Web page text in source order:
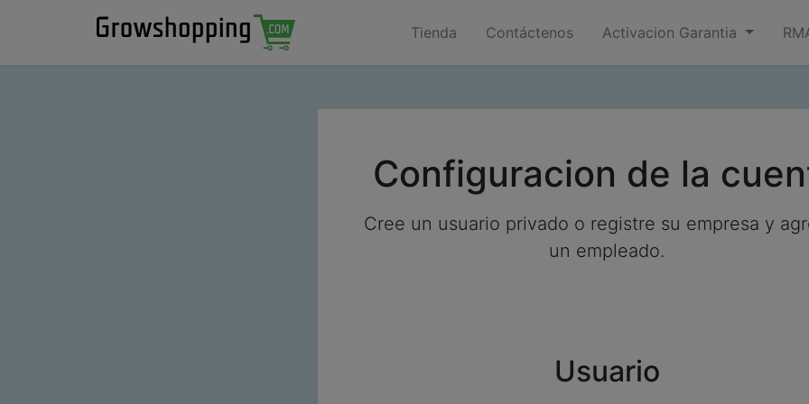
Tienda Contáctenos Activacion Garantia
Configuracion de la
Cree un usuario privado o registre su empresa y
un empleado.
Usuario